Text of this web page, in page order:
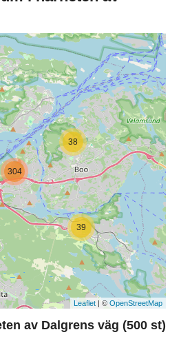
39
38
304
Leaflet | © OpenStreetMap
av Dalgrens väg (500 st)